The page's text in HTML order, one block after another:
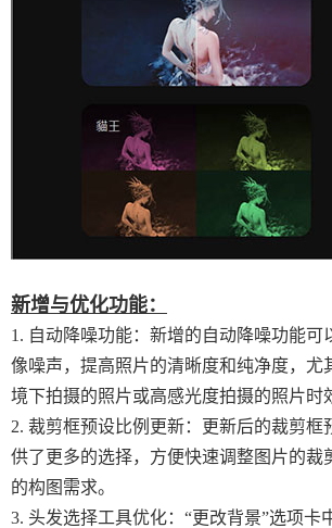
新增与优化功能：
1. 自动降噪功能：新增的自动降噪功能可
像噪声，提高照片的清晰度和纯净度，尤
境下拍摄的照片或高感光度拍摄的照片时
2. 裁剪框预设比例更新：更新后的裁剪框
供了更多的选择，方便快速调整图片的裁
的构图需求。
3. 头发选择工具优化：“更改背景”选项卡